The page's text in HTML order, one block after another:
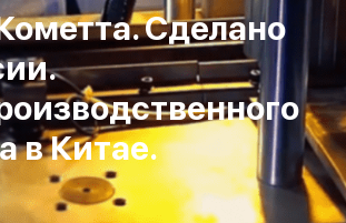
Сделано
в Китае.